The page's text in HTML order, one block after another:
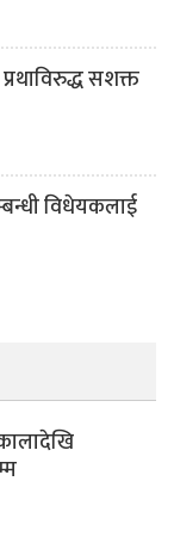
सशक्त
विधेयकलाई